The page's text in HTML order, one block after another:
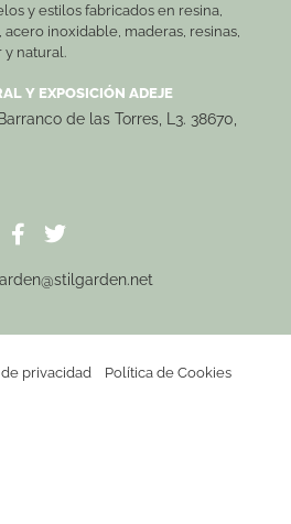
y estilos fabricados en resina,
inoxidable, maderas, resinas,
y natural.
Y EXPOSICIÓN ADEJE
de las Torres, L3. 38670,
privacidad Política de Cookies